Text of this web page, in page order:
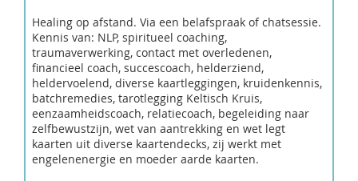
Healing op afstand. Via een belafspraak of chatsessie.
Kennis van: NLP, spiritueel coaching,
traumaverwerking, contact met overledenen,
financieel coach, succescoach, helderziend,
heldervoelend, diverse kaartleggingen, kruidenkennis,
batchremedies, tarotlegging Keltisch Kruis,
eenzaamheidscoach, relatiecoach, begeleiding naar
zelfbewustzijn, wet van aantrekking en wet legt
kaarten uit diverse kaartendecks, zij werkt met
engelenenergie en moeder aarde kaarten.